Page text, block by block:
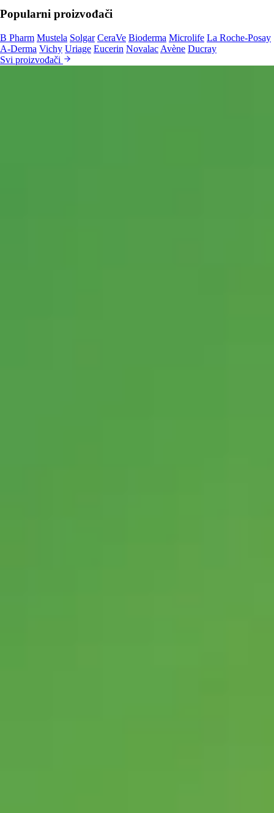
Popularni proizvođači
B Pharm Mustela Solgar CeraVe Bioderma Microlife La Roche-Posay
A-Derma Vichy Uriage Eucerin Novalac Avène Ducray
Svi proizvođači